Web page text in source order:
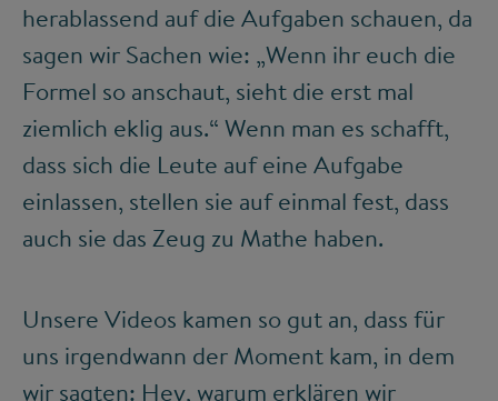
herablassend auf die Aufgaben schauen, da
sagen wir Sachen wie: „Wenn ihr euch die
Formel so anschaut, sieht die erst mal
ziemlich eklig aus.“ Wenn man es schafft,
dass sich die Leute auf eine Aufgabe
einlassen, stellen sie auf einmal fest, dass
auch sie das Zeug zu Mathe haben.
Unsere Videos kamen so gut an, dass für
uns irgendwann der Moment kam, in dem
wir sagten: Hey, warum erklären wir